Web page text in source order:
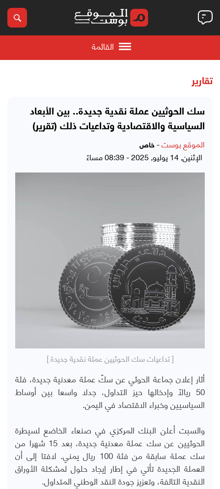
القائمة
تقارير
سك الحوثيين عملة نقدية جديدة.. بين الأبعاد
السياسية والاقتصادية وتداعيات ذلك (تقرير)
الموقع بوست- خاص
الإثنين, 14 يوليو, 2025 - 08:39 مساءً
[ تداعيات سك الحوثيين عملة نقدية جديدة ]
أثار إعلان جماعة الحوثي عن سكّ عملة معدنية جديدة، فئة
50 ريالاً وإدخالها حيز التداول، جدلا واسعا بين أوساط
السياسيين وخبراء الاقتصاد في اليمن.
والسبت أعلن البنك المركزي في صنعاء الخاضع لسيطرة
الحوثيين عن سك عملة معدنية جديدة، بعد 15 شهرا من
سك عملة سابقة من فئة 100 ريال يمني. لافتا إلى أن
العملة الجديدة تأتي في إطار إيجاد حلول لمشكلة الأوراق
النقدية التالفة، وتعزيز جودة النقد الوطني المتداول.